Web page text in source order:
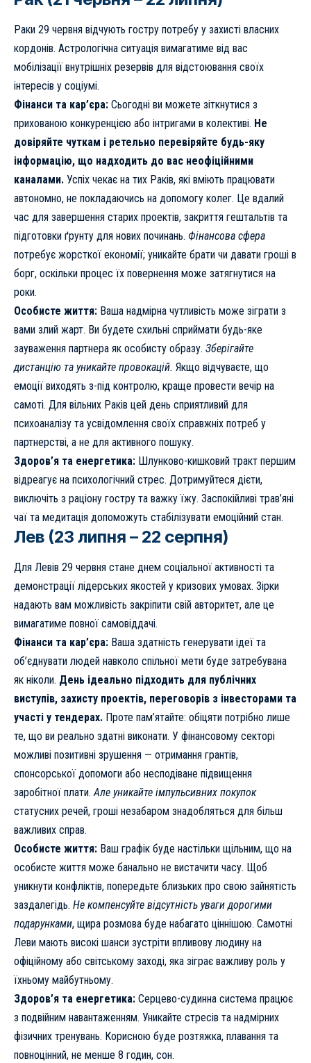
Раки 29 червня відчують гостру потребу у захисті власних
кордонів. Астрологічна ситуація вимагатиме від вас
мобілізації внутрішніх резервів для відстоювання своїх
інтересів у соціумі.
Фінанси та кар’єра: Сьогодні ви можете зіткнутися з
прихованою конкуренцією або інтригами в колективі. Не
довіряйте чуткам і ретельно перевіряйте будь-яку
інформацію, що надходить до вас неофіційними
каналами. Успіх чекає на тих Раків, які вміють працювати
автономно, не покладаючись на допомогу колег. Це вдалий
час для завершення старих проектів, закриття гештальтів та
підготовки ґрунту для нових починань. Фінансова сфера
потребує жорсткої економії; уникайте брати чи давати гроші в
борг, оскільки процес їх повернення може затягнутися на
роки.
Особисте життя: Ваша надмірна чутливість може зіграти з
вами злий жарт. Ви будете схильні сприймати будь-яке
зауваження партнера як особисту образу. Зберігайте
дистанцію та уникайте провокацій. Якщо відчуваєте, що
емоції виходять з-під контролю, краще провести вечір на
самоті. Для вільних Раків цей день сприятливий для
психоаналізу та усвідомлення своїх справжніх потреб у
партнерстві, а не для активного пошуку.
Здоров’я та енергетика: Шлунково-кишковий тракт першим
відреагує на психологічний стрес. Дотримуйтеся дієти,
виключіть з раціону гостру та важку їжу. Заспокійливі трав’яні
чаї та медитація допоможуть стабілізувати емоційний стан.
Лев (23 липня – 22 серпня)
Для Левів 29 червня стане днем соціальної активності та
демонстрації лідерських якостей у кризових умовах. Зірки
надають вам можливість закріпити свій авторитет, але це
вимагатиме повної самовіддачі.
Фінанси та кар’єра: Ваша здатність генерувати ідеї та
об’єднувати людей навколо спільної мети буде затребувана
як ніколи. День ідеально підходить для публічних
виступів, захисту проектів, переговорів з інвесторами та
участі у тендерах. Проте пам’ятайте: обіцяти потрібно лише
те, що ви реально здатні виконати. У фінансовому секторі
можливі позитивні зрушення — отримання грантів,
спонсорської допомоги або несподіване підвищення
заробітної плати.Але уникайте імпульсивних покупок
статусних речей, гроші незабаром знадобляться для більш
важливих справ.
Особисте життя: Ваш графік буде настільки щільним, що на
особисте життя може банально не вистачити часу. Щоб
уникнути конфліктів, попередьте близьких про свою зайнятість
заздалегідь. Не компенсуйте відсутність уваги дорогими
подарунками, щира розмова буде набагато ціннішою. Самотні
Леви мають високі шанси зустріти впливову людину на
офіційному або світському заході, яка зіграє важливу роль у
їхньому майбутньому.
Здоров’я та енергетика: Серцево-судинна система працює
з подвійним навантаженням. Уникайте стресів та надмірних
фізичних тренувань. Корисною буде розтяжка, плавання та
повноцінний, не менше 8 годин, сон.